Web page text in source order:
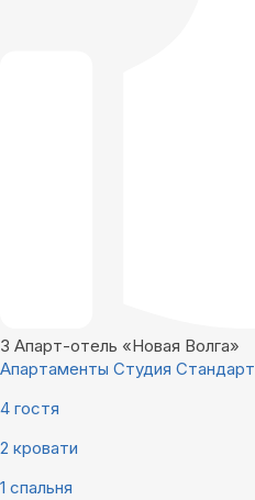
3 Апарт-отель «Новая Волга»
Апартаменты Студия Стандарт
4 гостя
2 кровати
1 спальня